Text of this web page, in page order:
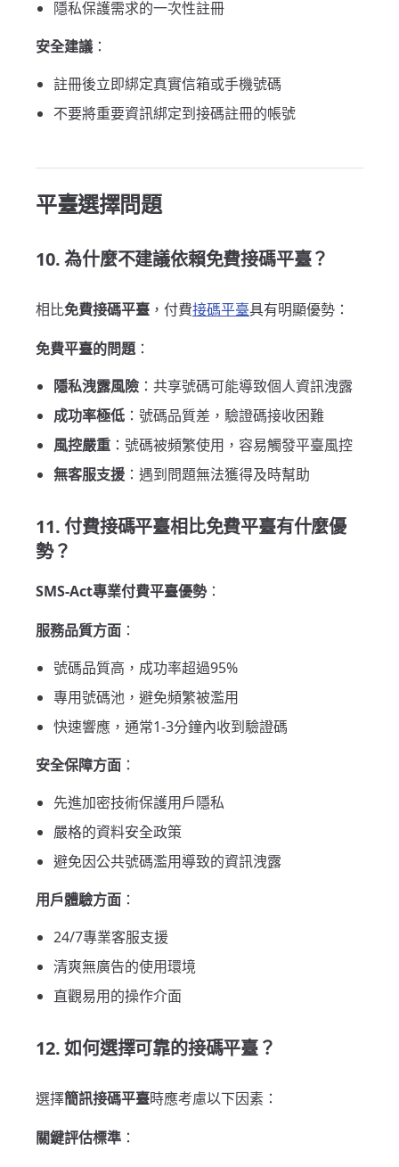
隱私保護需求的一次性註冊
安全建議 ：
註冊後立即綁定真實信箱或手機號碼
不要將重要資訊綁定到接碼註冊的帳號
平臺選擇問題
10. 為什麼不建議依賴免費接碼平臺？
相比免費接碼平臺 ，付費接碼平臺具有明顯優勢：
免費平臺的問題：
隱私洩露風險 ：共享號碼可能導致個人資訊洩露
成功率極低 ：號碼品質差，驗證碼接收困難
風控嚴重 ：號碼被頻繁使用，容易觸發平臺風控
無客服支援 ：遇到問題無法獲得及時幫助
11. 付費接碼平臺相比免費平臺有什麼優
勢？
SMS-Act專業付費平臺優勢：
服務品質方面 ：
號碼品質高，成功率超過95%
專用號碼池，避免頻繁被濫用
快速響應，通常1-3分鐘內收到驗證碼
安全保障方面 ：
先進加密技術保護用戶隱私
嚴格的資料安全政策
避免因公共號碼濫用導致的資訊洩露
用戶體驗方面 ：
24/7專業客服支援
清爽無廣告的使用環境
直觀易用的操作介面
12. 如何選擇可靠的接碼平臺？
選擇簡訊接碼平臺時應考慮以下因素：
關鍵評估標準 ：